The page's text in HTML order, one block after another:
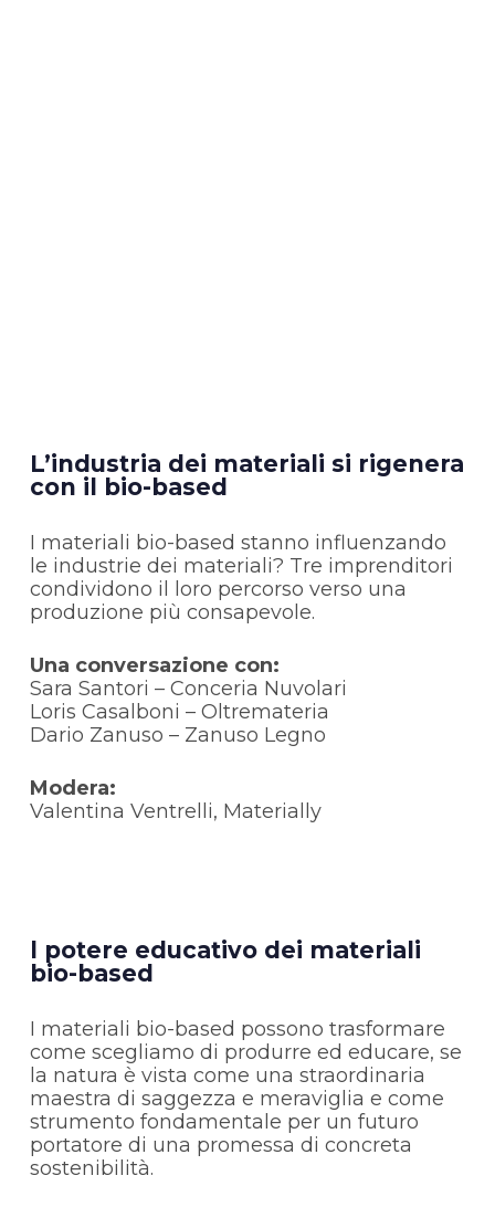
L’industria dei materiali si rigenera
con il bio-based
I materiali bio-based stanno influenzando
le industrie dei materiali? Tre imprenditori
condividono il loro percorso verso una
produzione più consapevole.
Una conversazione con:
Sara Santori – Conceria Nuvolari
Loris Casalboni – Oltremateria
Dario Zanuso – Zanuso Legno
Modera:
Valentina Ventrelli, Materially
l potere educativo dei materiali
bio-based
I materiali bio-based possono trasformare
come scegliamo di produrre ed educare, se
la natura è vista come una straordinaria
maestra di saggezza e meraviglia e come
strumento fondamentale per un futuro
portatore di una promessa di concreta
sostenibilità.